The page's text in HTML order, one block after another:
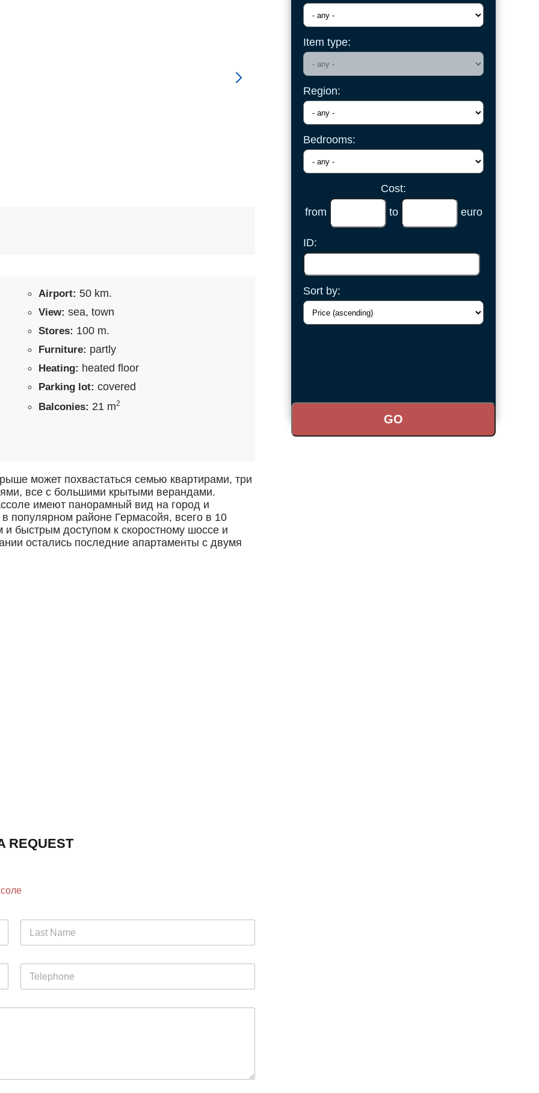
Airport: 50 km.
View: sea, town
Stores: 100 m.
Furniture: partly
Heating: heated floor
Parking lot: covered
Balconies: 21 m2
может похвастаться семью квартирами, три
все с большими крытыми верандами.
имеют панорамный вид на город и
популярном районе Гермасойя, всего в 10
быстрым доступом к скоростному шоссе и
остались последние апартаменты с двумя
REQUEST
Item type:
Region:
Bedrooms:
Cost:
from
to euro
ID:
Sort by: